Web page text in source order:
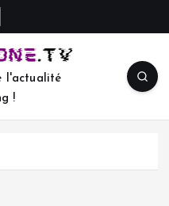
l'actualité
!